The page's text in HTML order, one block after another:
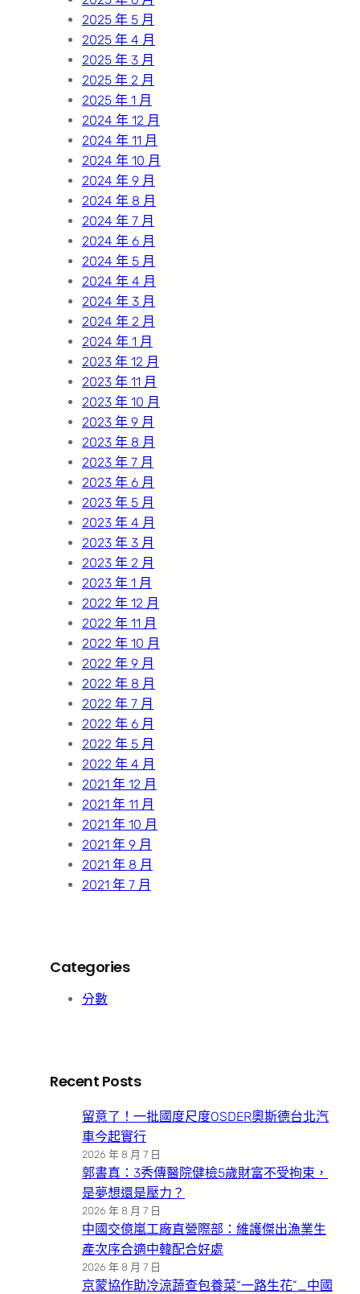
2025 年 5 月
2025 年 4 月
2025 年 3 月
2025 年 2 月
2025 年 1 月
2024 年 12 月
2024 年 11 月
2024 年 10 月
2024 年 9 月
2024 年 8 月
2024 年 7 月
2024 年 6 月
2024 年 5 月
2024 年 4 月
2024 年 3 月
2024 年 2 月
2024 年 1 月
2023 年 12 月
2023 年 11 月
2023 年 10 月
2023 年 9 月
2023 年 8 月
2023 年 7 月
2023 年 6 月
2023 年 5 月
2023 年 4 月
2023 年 3 月
2023 年 2 月
2023 年 1 月
2022 年 12 月
2022 年 11 月
2022 年 10 月
2022 年 9 月
2022 年 8 月
2022 年 7 月
2022 年 6 月
2022 年 5 月
2022 年 4 月
2021 年 12 月
2021 年 11 月
2021 年 10 月
2021 年 9 月
2021 年 8 月
2021 年 7 月
Categories
分數
Recent Posts
留意了！一批國度尺度OSDER奧斯德台北汽
車今起實行
2026 年 8 月 7 日
郭書真：3秀傳醫院健檢5歲財富不受拘束，
是夢想還是壓力？
2026 年 8 月 7 日
中國交億嵐工廠直營際部：維護傑出漁業生
產次序合適中韓配合好處
2026 年 8 月 7 日
京蒙協作助冷涼蔬查包養菜“一路生花”_中國